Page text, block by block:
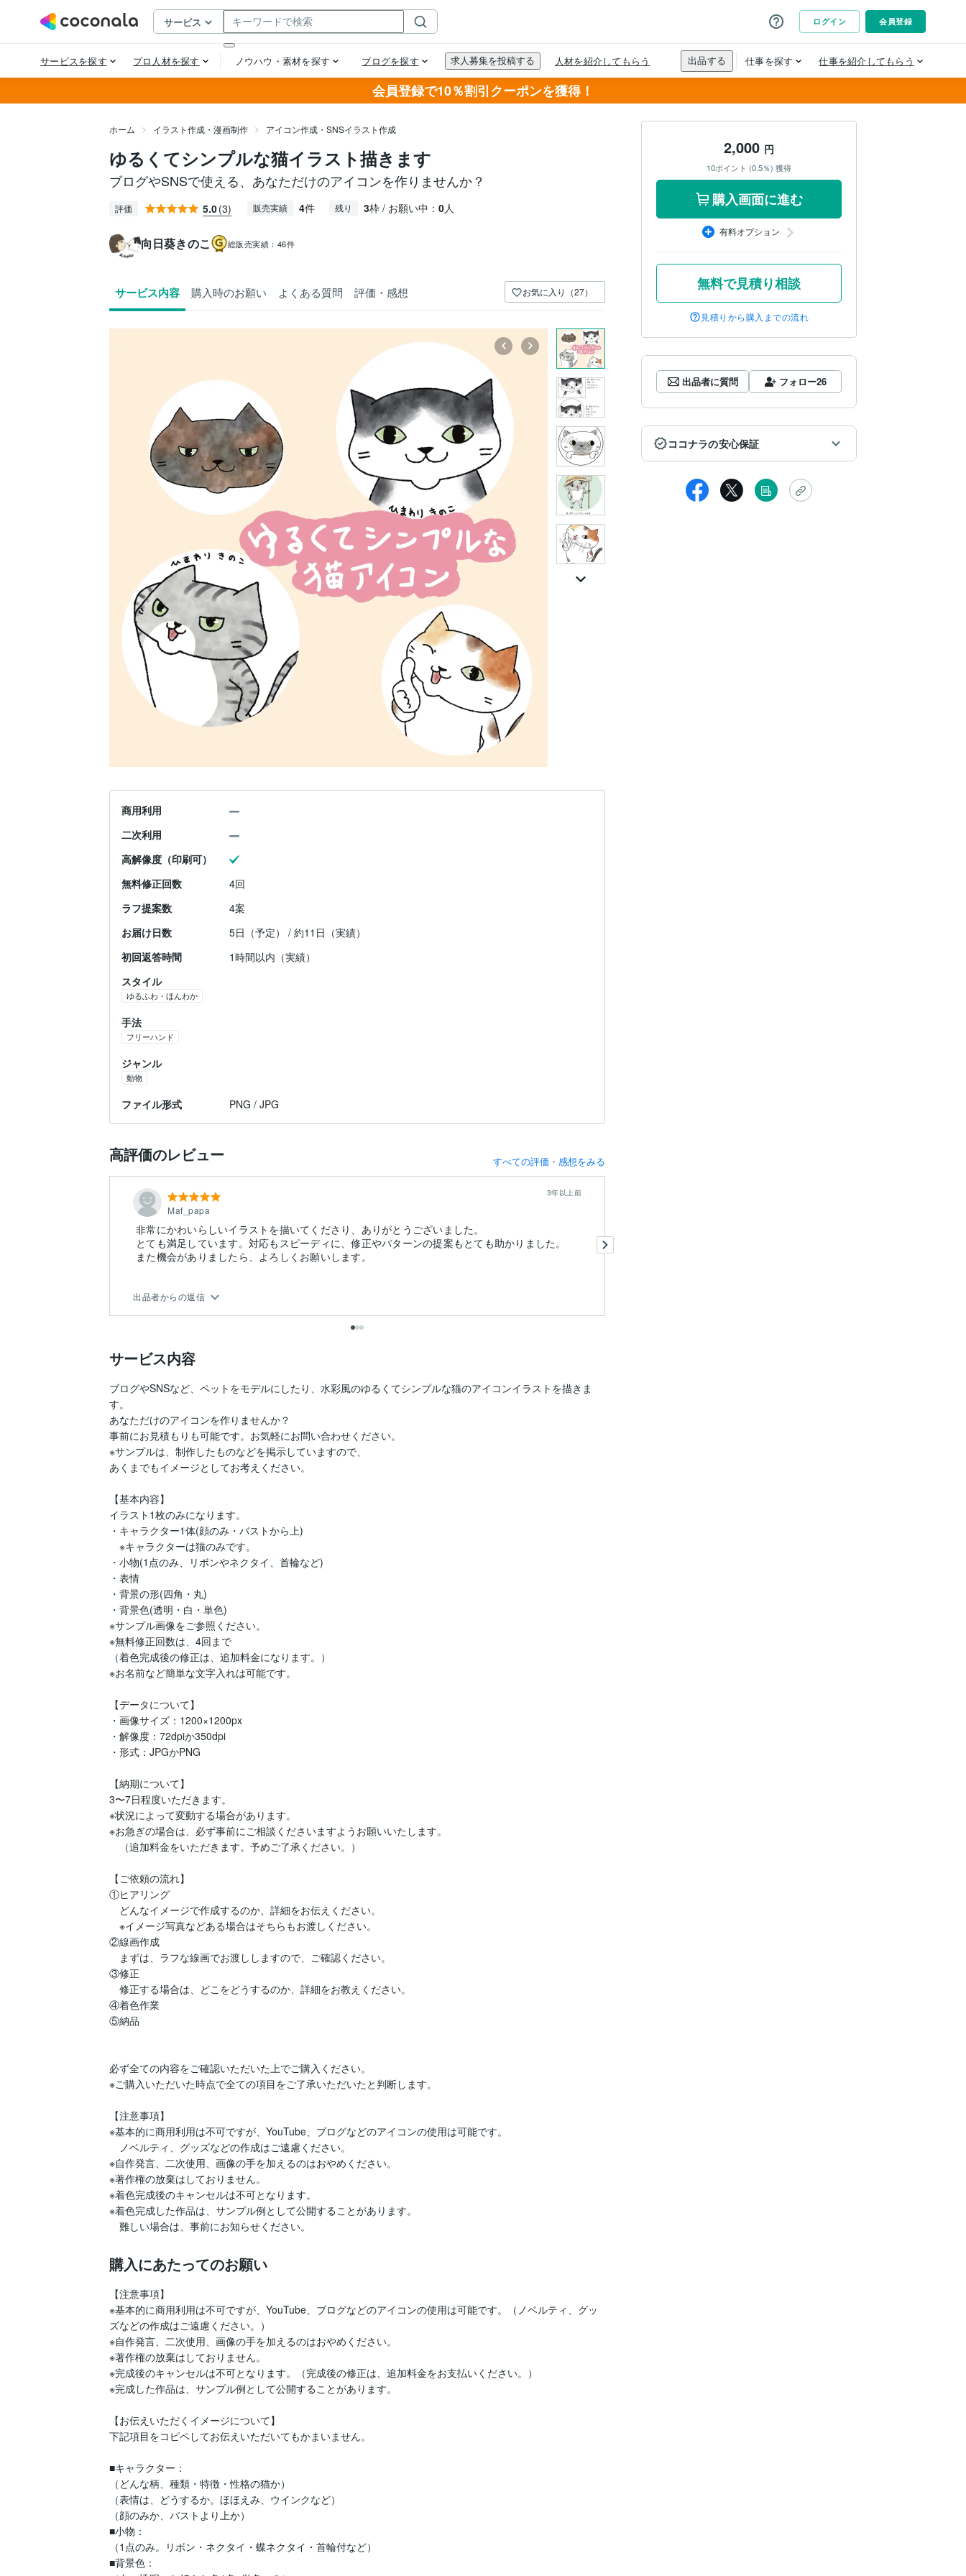
会員登録で10％割引クーポンを獲得！
ホーム イラスト作成・漫画制作 アイコン作成・SNSイラスト作成
ゆるくてシンプルな猫イラスト描きます
ブログやSNSで使える、あなただけのアイコンを作りませんか？
評価 5.0(3) 販売実績 4件 残り 3枠 / お願い中： 0人
向日葵きのこ 総販売実績： 46件
サービス内容 購入時のお願い よくある質問 評価・感想 お気に入り（27）
商用利用
二次利用
高解像度（印刷可）
無料修正回数
4回
ラフ提案数
4案
お届け日数
5日（予定） / 約11日（実績）
初回返答時間
1時間以内（実績）
スタイル
ゆるふわ・ほんわか
手法
フリーハンド
ジャンル
動物
ファイル形式 PNG / JPG
高評価のレビュー すべての評価・感想をみる
Maf_papa
3年以上前
非常にかわいらしいイラストを描いてくださり、ありがとうございました。
とても満足しています。対応もスピーディに、修正やパターンの提案もとても助かりました。
また機会がありましたら、よろしくお願いします。
出品者からの返信
サービス内容
ブログやSNSなど、ペットをモデルにしたり、水彩風のゆるくてシンプルな猫のアイコンイラストを描きま
す。
あなただけのアイコンを作りませんか？
事前にお見積もりも可能です。お気軽にお問い合わせください。
※サンプルは、制作したものなどを掲示していますので、
あくまでもイメージとしてお考えください。
【基本内容】
イラスト1枚のみになります。
・キャラクター1体(顔のみ・バストから上)
※キャラクターは猫のみです。
・小物(1点のみ、リボンやネクタイ、首輪など)
・表情
・背景の形(四角・丸)
・背景色(透明・白・単色)
※サンプル画像をご参照ください。
※無料修正回数は、4回まで
（着色完成後の修正は、追加料金になります。）
※お名前など簡単な文字入れは可能です。
【データについて】
・画像サイズ：1200×1200px
・解像度：72dpiか350dpi
・形式：JPGかPNG
【納期について】
3〜7日程度いただきます。
※状況によって変動する場合があります。
※お急ぎの場合は、必ず事前にご相談くださいますようお願いいたします。
（追加料金をいただきます。予めご了承ください。）
【ご依頼の流れ】
①ヒアリング
どんなイメージで作成するのか、詳細をお伝えください。
※イメージ写真などある場合はそちらもお渡しください。
②線画作成
まずは、ラフな線画でお渡ししますので、ご確認ください。
③修正
修正する場合は、どこをどうするのか、詳細をお教えください。
④着色作業
⑤納品
必ず全ての内容をご確認いただいた上でご購入ください。
※ご購入いただいた時点で全ての項目をご了承いただいたと判断します。
【注意事項】
※基本的に商用利用は不可ですが、YouTube、ブログなどのアイコンの使用は可能です。
ノベルティ、グッズなどの作成はご遠慮ください。
※自作発言、二次使用、画像の手を加えるのはおやめください。
※著作権の放棄はしておりません。
※着色完成後のキャンセルは不可となります。
※着色完成した作品は、サンプル例として公開することがあります。
難しい場合は、事前にお知らせください。
購入にあたってのお願い
【注意事項】
※基本的に商用利用は不可ですが、YouTube、ブログなどのアイコンの使用は可能です。（ノベルティ、グッ
ズなどの作成はご遠慮ください。）
※自作発言、二次使用、画像の手を加えるのはおやめください。
※著作権の放棄はしておりません。
※完成後のキャンセルは不可となります。（完成後の修正は、追加料金をお支払いください。）
※完成した作品は、サンプル例として公開することがあります。
【お伝えいただくイメージについて】
下記項目をコピペしてお伝えいただいてもかまいません。
■キャラクター：
（どんな柄、種類・特徴・性格の猫か）
（表情は、どうするか。ほほえみ、ウインクなど）
（顔のみか、バストより上か）
■小物：
（1点のみ。リボン・ネクタイ・蝶ネクタイ・首輪付など）
■背景色：
2,000 円
10ポイント (0.5％) 獲得
購入画面に進む
有料オプション
無料で見積り相談
見積りから購入までの流れ
出品者に質問 フォロー26
ココナラの安心保証